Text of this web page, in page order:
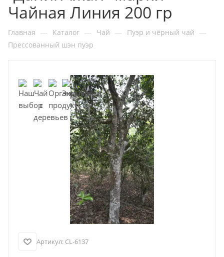
Чайная Линия 200 гр
Главная — Каталог — Чай — Пуэр и чёрный чай —
Прессованный шэн пуэр
Артикул: CL-6137